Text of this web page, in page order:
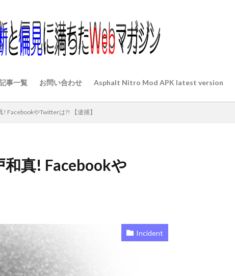
事一覧 お問い合わせ Asphalt Nitro Mod APK latest version
! FacebookやTwitterは?! 【逮捕】
和真! Facebookや
Incident